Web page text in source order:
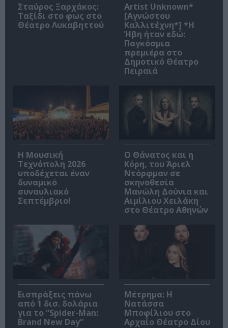
Σταύρος Ξαρχάκος:
Ταξίδι στο φως στο
Θέατρο Λυκαβηττού
Artist Unknown*
[Αγνώστου
Καλλιτέχνη*] *Η
Ήβη ήταν εδώ:
Παγκόσμια
πρεμιέρα στο
Δημοτικό Θέατρο
Πειραιά
Η Μουσική
Τεχνόπολη 2026
υποδέχεται έναν
δυναμικό
συναυλιακό
Σεπτέμβριο!
Ο Θάνατος και η
Κόρη, του Άριελ
Ντόρφμαν σε
σκηνοθεσία
Μανώλη Δούνια και
Αιμίλιου Χειλάκη
στο Θέατρο Αθηνών
Εισπράξεις πάνω
από 1 δισ. δολάρια
για το “Spider-Man:
Brand New Day”
Μέτρημα: Η
Νατάσσα
Μποφίλιου στο
Αρχαίο Θέατρο Δίου